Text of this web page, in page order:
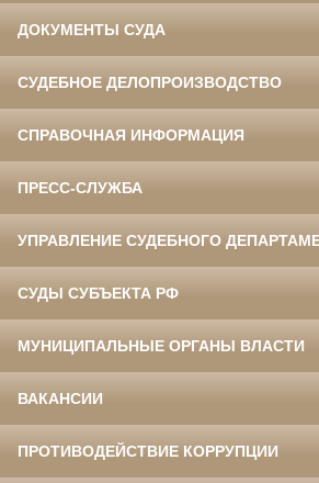
ДОКУМЕНТЫ СУДА
СУДЕБНОЕ ДЕЛОПРОИЗВОДСТВО
СПРАВОЧНАЯ ИНФОРМАЦИЯ
ПРЕСС-СЛУЖБА
УПРАВЛЕНИЕ СУДЕБНОГО
СУДЫ СУБЪЕКТА РФ
МУНИЦИПАЛЬНЫЕ ОРГАНЫ ВЛАСТИ
ВАКАНСИИ
ПРОТИВОДЕЙСТВИЕ КОРРУПЦИИ